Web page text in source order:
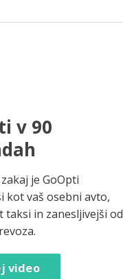
v 90
je GoOpti
kot vaš osebni avto,
taksi in zanesljivejši od
video